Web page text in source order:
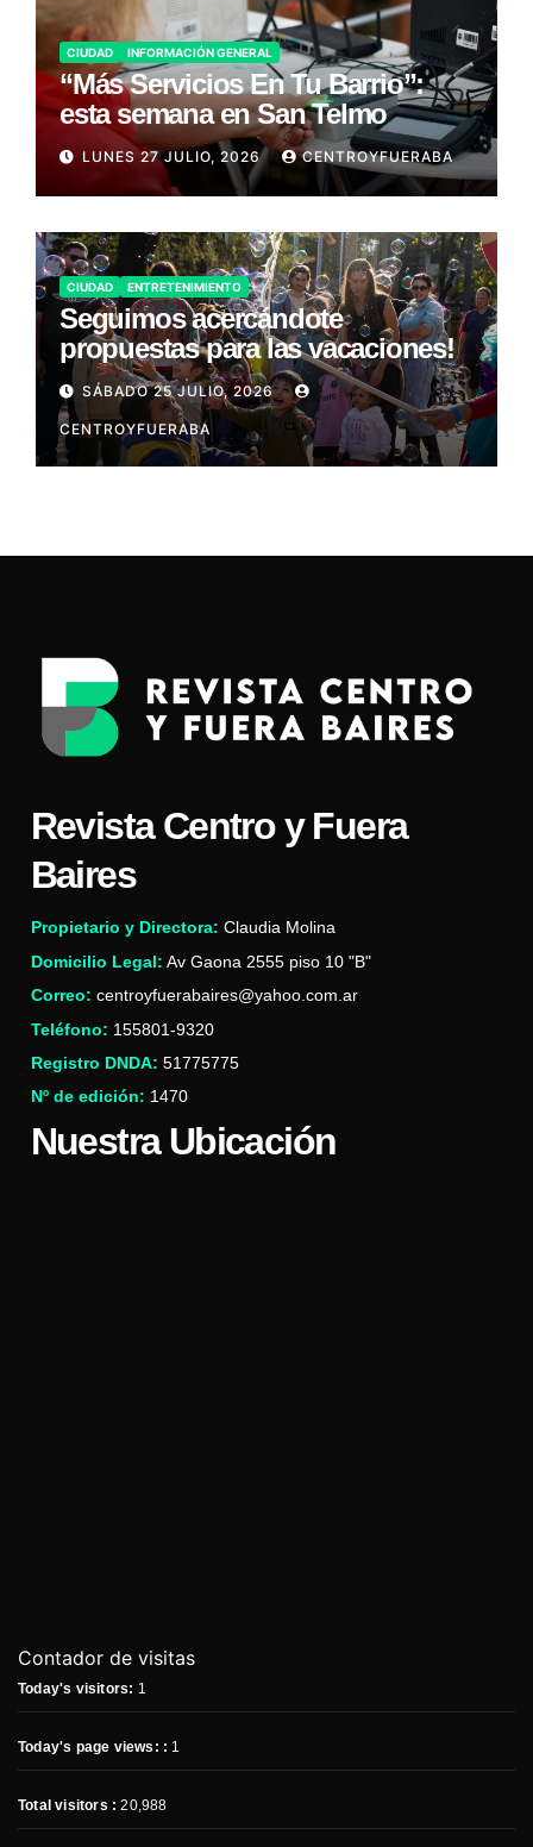
CIUDAD INFORMACIÓN GENERAL
“Más Servicios En Tu Barrio”:
esta semana en San Telmo
LUNES 27 JULIO, 2026 CENTROYFUERABA
CIUDAD ENTRETENIMIENTO
Seguimos acercándote
propuestas para las vacaciones!
SÁBADO 25 JULIO, 2026
CENTROYFUERABA
Revista Centro y Fuera
Baires
Propietario y Directora: Claudia Molina
Domicilio Legal: Av Gaona 2555 piso 10 "B"
Correo: centroyfuerabaires@yahoo.com.ar
Teléfono: 155801-9320
Registro DNDA: 51775775
Nº de edición: 1470
Nuestra Ubicación
Contador de visitas
Today's visitors: 1
Today's page views: : 1
Total visitors :20,988